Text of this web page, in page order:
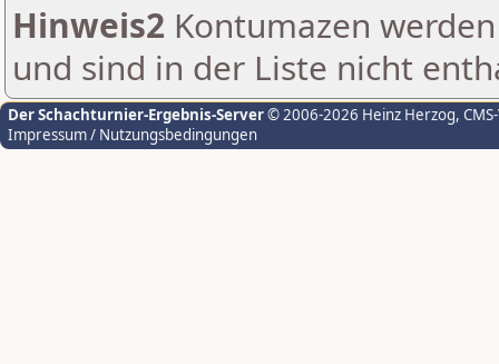
Hinweis2 Kontumazen
und sind in der Liste nicht
Der Schachturnier-Ergebnis-Server© 2006-2026 Heinz Herzog,
Impressum / Nutzungsbedingungen